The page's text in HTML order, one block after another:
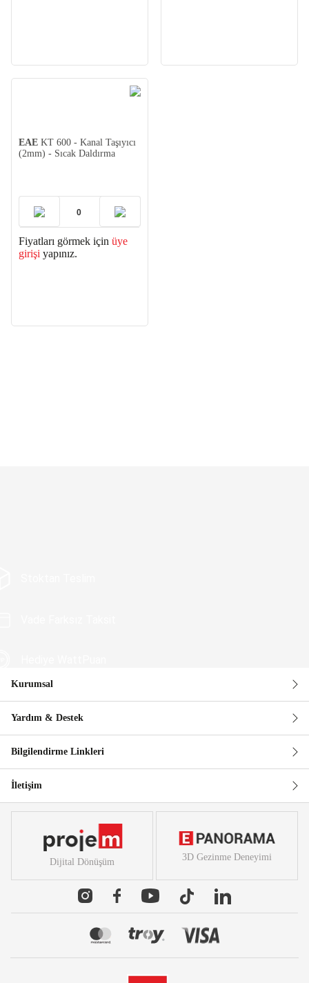
EAE KT 600 - Kanal Taşıyıcı
(2mm) - Sıcak Daldırma
Fiyatları görmek için üye
girişi yapınız.
Güvenli Alışveriş
Kurumsal
Yardım & Destek
Bilgilendirme Linkleri
İletişim
Dijital Dönüşüm 3D Gezinme Deneyimi